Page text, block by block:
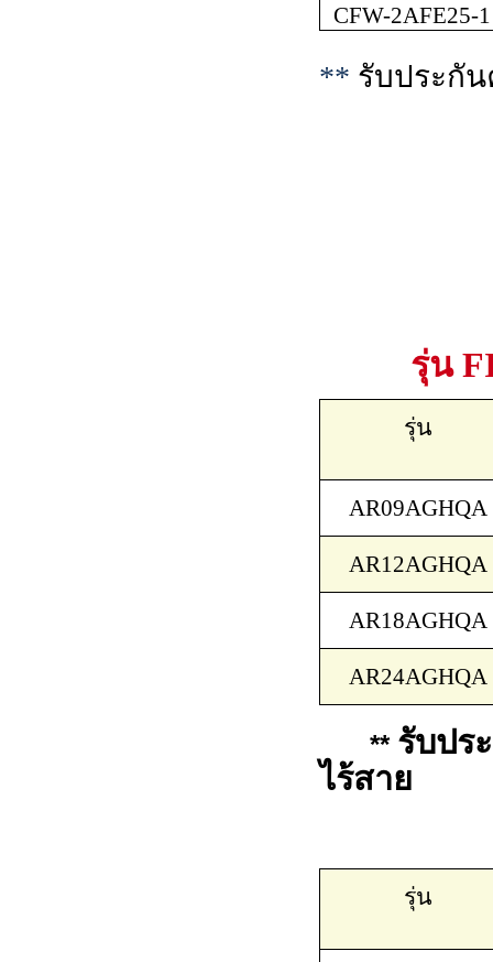
CFW-2AFE25-1
** รับประกั
รุ่น
รุ่น
AR09AGHQA
AR12AGHQA
AR18AGHQA
AR24AGHQA
** รับปร
ไร้สาย
รุ่น